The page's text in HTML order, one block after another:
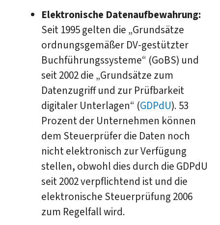
Elektronische Datenaufbewahrung:
Seit 1995 gelten die „Grundsätze
ordnungsgemäßer DV-gestützter
Buchführungssysteme“ (GoBS) und
seit 2002 die „Grundsätze zum
Datenzugriff und zur Prüfbarkeit
digitaler Unterlagen“ (GDPdU). 53
Prozent der Unternehmen können
dem Steuerprüfer die Daten noch
nicht elektronisch zur Verfügung
stellen, obwohl dies durch die GDPdU
seit 2002 verpflichtend ist und die
elektronische Steuerprüfung 2006
zum Regelfall wird.